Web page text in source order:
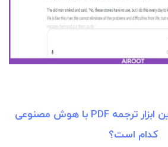
بهترین ابزار ترجمه PDF با هوش مصنوعی
کدام است؟